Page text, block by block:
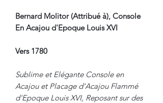
Bernard Molitor (Attribué à), Console
En Acajou d'Epoque Louis XVI
Vers 1780
Sublime et Elégante Console en
Acajou et Placage d'Acajou Flammé
d'Epoque Louis XVI, Reposant sur des